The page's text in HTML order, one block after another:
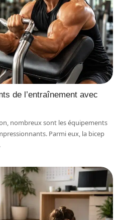
de l’entraînement avec
nombreux sont les équipements
Parmi eux, la bicep